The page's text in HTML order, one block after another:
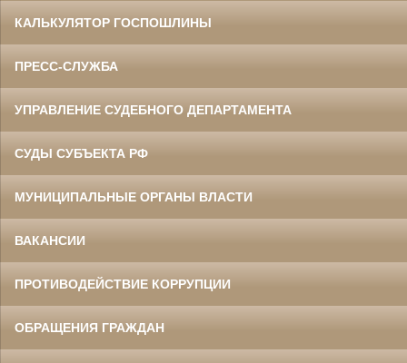
КАЛЬКУЛЯТОР ГОСПОШЛИНЫ
ПРЕСС-СЛУЖБА
УПРАВЛЕНИЕ СУДЕБНОГО ДЕПАРТАМЕНТА
СУДЫ СУБЪЕКТА РФ
МУНИЦИПАЛЬНЫЕ ОРГАНЫ ВЛАСТИ
ВАКАНСИИ
ПРОТИВОДЕЙСТВИЕ КОРРУПЦИИ
ОБРАЩЕНИЯ ГРАЖДАН